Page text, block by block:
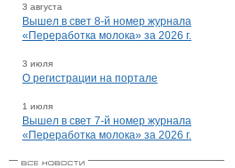
3 августа
Вышел в свет 8-й номер журнала
«Переработка молока» за 2026 г.
3 июля
О регистрации на портале
1 июля
Вышел в свет 7-й номер журнала
«Переработка молока» за 2026 г.